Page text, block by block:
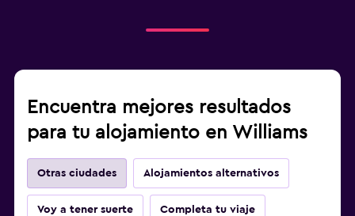
Encuentra mejores resultados
para tu alojamiento en Williams
Otras ciudades Alojamientos alternativos
Voy a tener suerte Completa tu viaje